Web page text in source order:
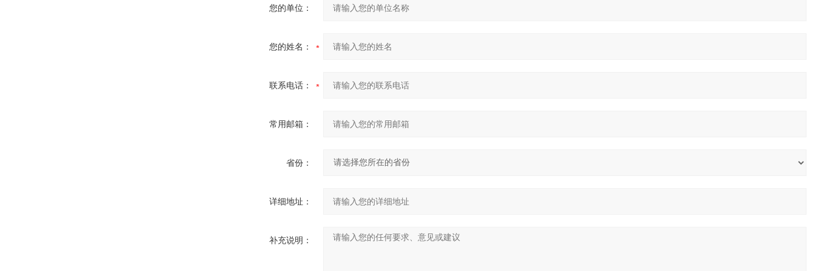
您的单位：
您的姓名：
联系电话：
常用邮箱：
省份：
详细地址：
补充说明：